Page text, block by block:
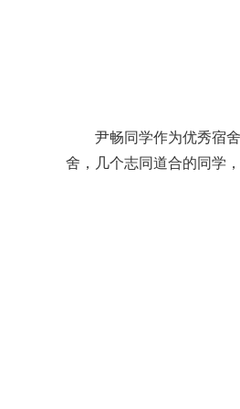
尹畅同学作为优秀宿
舍，几个志同道合的同学